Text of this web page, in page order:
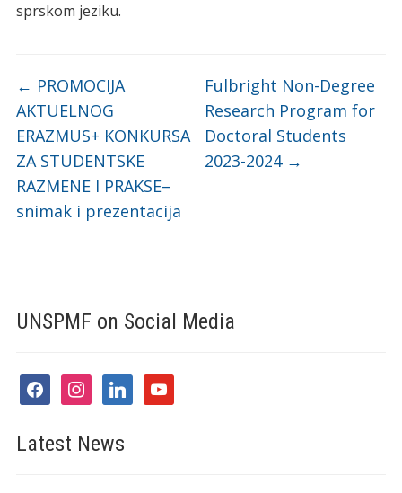
sprskom jeziku.
← PROMOCIJA
AKTUELNOG
ERAZMUS+ KONKURSA
ZA STUDENTSKE
RAZMENE I PRAKSE–
snimak i prezentacija
Fulbright Non-Degree
Research Program for
Doctoral Students
2023-2024 →
UNSPMF on Social Media
facebookinstagramlinkedinyoutube
Latest News